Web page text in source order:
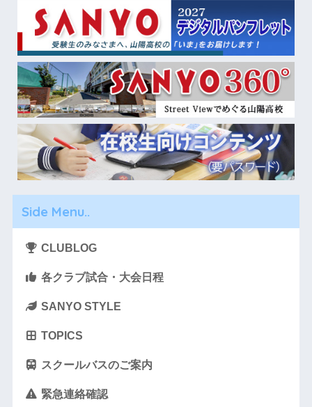
Side Menu..
CLUBLOG
各クラブ試合・大会日程
SANYO STYLE
TOPICS
スクールバスのご案内
緊急連絡確認